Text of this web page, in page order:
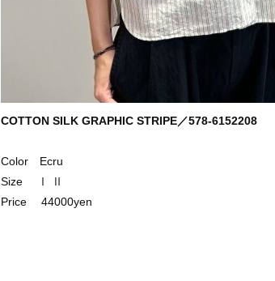
COTTON SILK GRAPHIC STRIPE／578-6152208
Color Ecru
Size Ⅰ Ⅱ
Price 44000yen